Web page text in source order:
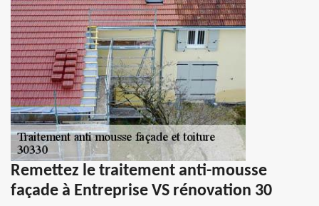
Remettez le traitement anti-mousse
façade à Entreprise VS rénovation 30